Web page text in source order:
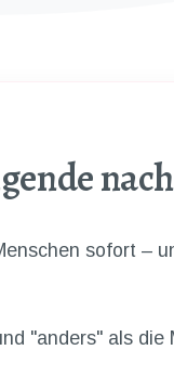
sofort –
"anders" als die